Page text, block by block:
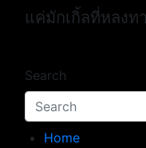
แค่มักเกิ้ลที่หลงท
Search
Home